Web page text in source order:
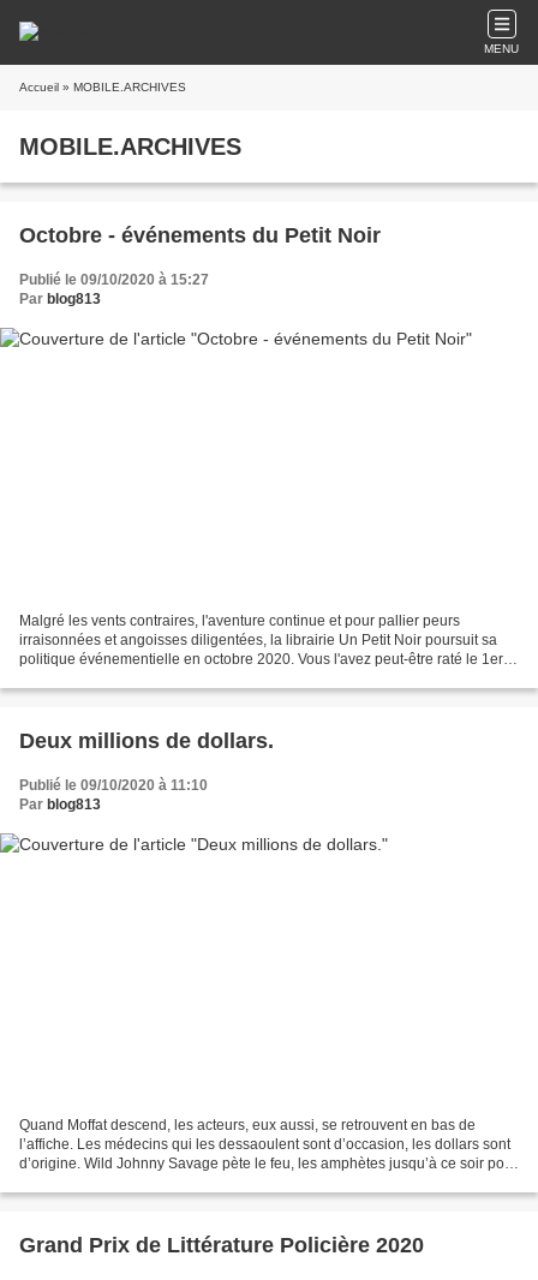
MENU
Accueil » MOBILE.ARCHIVES
MOBILE.ARCHIVES
Octobre - événements du Petit Noir
Publié le 09/10/2020 à 15:27
Par blog813
Malgré les vents contraires, l'aventure continue et pour pallier peurs
irraisonnées et angoisses diligentées, la librairie Un Petit Noir poursuit sa
politique événementielle en octobre 2020. Vous l'avez peut-être raté le 1er
​Deux millions de dollars.
Publié le 09/10/2020 à 11:10
Par blog813
Quand Moffat descend, les acteurs, eux aussi, se retrouvent en bas de
l’affiche. Les médecins qui les dessaoulent sont d’occasion, les dollars sont
d’origine. Wild Johnny Savage pète le feu, les amphètes jusqu’à ce soir pour
Grand Prix de Littérature Policière 2020